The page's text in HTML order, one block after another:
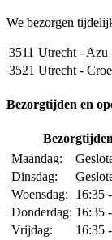
We bezorgen
3511 Utrecht - Azu
3521 Utrecht -
Bezorgtijden en
Bezorgtijden
Maandag:
Dinsdag:
Woensdag:
16:35
Donderdag: 16:35
Vrijdag:
16:35